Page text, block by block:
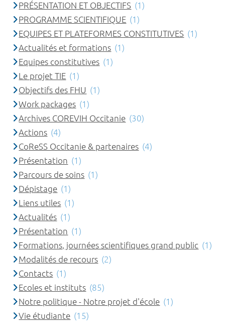
PRÉSENTATION ET OBJECTIFS (1)
PROGRAMME SCIENTIFIQUE (1)
EQUIPES ET PLATEFORMES CONSTITUTIVES (1)
Actualités et formations (1)
Equipes constitutives (1)
Le projet TIE (1)
Objectifs des FHU (1)
Work packages (1)
Archives COREVIH Occitanie (30)
Actions (4)
CoReSS Occitanie & partenaires (4)
Présentation (1)
Parcours de soins (1)
Dépistage (1)
Liens utiles (1)
Actualités (1)
Présentation (1)
Formations, journées scientifiques grand public (1)
Modalités de recours (2)
Contacts (1)
Ecoles et instituts (85)
Notre politique - Notre projet d'école (1)
Vie étudiante (15)